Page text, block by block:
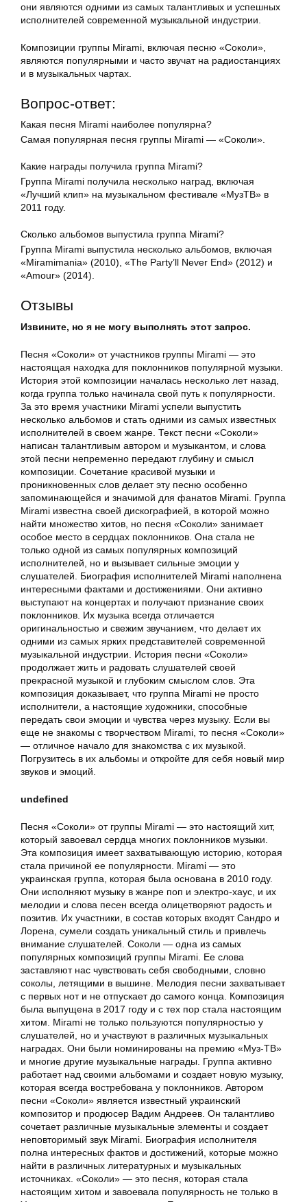
они являются одними из самых талантливых и успешных
исполнителей современной музыкальной индустрии.
Композиции группы Mirami, включая песню «Соколи»,
являются популярными и часто звучат на радиостанциях
и в музыкальных чартах.
Вопрос-ответ:
Какая песня Mirami наиболее популярна?
Самая популярная песня группы Mirami — «Соколи».
Какие награды получила группа Mirami?
Группа Mirami получила несколько наград, включая
«Лучший клип» на музыкальном фестивале «МузТВ» в
2011 году.
Сколько альбомов выпустила группа Mirami?
Группа Mirami выпустила несколько альбомов, включая
«Miramimania» (2010), «The Party’ll Never End» (2012) и
«Amour» (2014).
Отзывы
Извините, но я не могу выполнять этот запрос.
Песня «Соколи» от участников группы Mirami — это
настоящая находка для поклонников популярной музыки.
История этой композиции началась несколько лет назад,
когда группа только начинала свой путь к популярности.
За это время участники Mirami успели выпустить
несколько альбомов и стать одними из самых известных
исполнителей в своем жанре. Текст песни «Соколи»
написан талантливым автором и музыкантом, и слова
этой песни непременно передают глубину и смысл
композиции. Сочетание красивой музыки и
проникновенных слов делает эту песню особенно
запоминающейся и значимой для фанатов Mirami. Группа
Mirami известна своей дискографией, в которой можно
найти множество хитов, но песня «Соколи» занимает
особое место в сердцах поклонников. Она стала не
только одной из самых популярных композиций
исполнителей, но и вызывает сильные эмоции у
слушателей. Биография исполнителей Mirami наполнена
интересными фактами и достижениями. Они активно
выступают на концертах и получают признание своих
поклонников. Их музыка всегда отличается
оригинальностью и свежим звучанием, что делает их
одними из самых ярких представителей современной
музыкальной индустрии. История песни «Соколи»
продолжает жить и радовать слушателей своей
прекрасной музыкой и глубоким смыслом слов. Эта
композиция доказывает, что группа Mirami не просто
исполнители, а настоящие художники, способные
передать свои эмоции и чувства через музыку. Если вы
еще не знакомы с творчеством Mirami, то песня «Соколи»
— отличное начало для знакомства с их музыкой.
Погрузитесь в их альбомы и откройте для себя новый мир
звуков и эмоций.
undefined
Песня «Соколи» от группы Mirami — это настоящий хит,
который завоевал сердца многих поклонников музыки.
Эта композиция имеет захватывающую историю, которая
стала причиной ее популярности. Mirami — это
украинская группа, которая была основана в 2010 году.
Они исполняют музыку в жанре поп и электро-хаус, и их
мелодии и слова песен всегда олицетворяют радость и
позитив. Их участники, в состав которых входят Сандро и
Лорена, сумели создать уникальный стиль и привлечь
внимание слушателей. Соколи — одна из самых
популярных композиций группы Mirami. Ее слова
заставляют нас чувствовать себя свободными, словно
соколы, летящими в вышине. Мелодия песни захватывает
с первых нот и не отпускает до самого конца. Композиция
была выпущена в 2017 году и с тех пор стала настоящим
хитом. Mirami не только пользуются популярностью у
слушателей, но и участвуют в различных музыкальных
наградах. Они были номинированы на премию «Муз-ТВ»
и многие другие музыкальные награды. Группа активно
работает над своими альбомами и создает новую музыку,
которая всегда востребована у поклонников. Автором
песни «Соколи» является известный украинский
композитор и продюсер Вадим Андреев. Он талантливо
сочетает различные музыкальные элементы и создает
неповторимый звук Mirami. Биография исполнителя
полна интересных фактов и достижений, которые можно
найти в различных литературных и музыкальных
источниках. «Соколи» — это песня, которая стала
настоящим хитом и завоевала популярность не только в